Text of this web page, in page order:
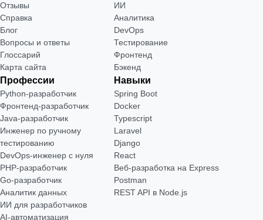
Отзывы
Справка
Блог
Вопросы и ответы
Глоссарий
Карта сайта
ИИ
Аналитика
DevOps
Тестирование
Фронтенд
Бэкенд
Профессии
Python-разработчик
Фронтенд-разработчик
Java-разработчик
Инженер по ручному
тестированию
DevOps-инженер с нуля
РНР-разработчик
Go-разработчик
Аналитик данных
ИИ для разработчиков
AI-автоматизация
Навыки
Spring Boot
Docker
Typescript
Laravel
Django
React
Веб-разработка на Express
Postman
REST API в Node.js